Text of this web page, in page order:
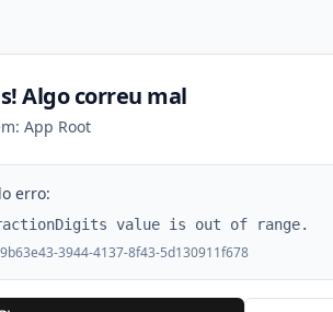
Algo correu mal
App Root
erro:
value is out of range.
3944-4137-8f43-5d130911f678